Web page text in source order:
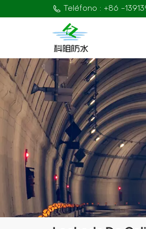
Teléfono : +86 -